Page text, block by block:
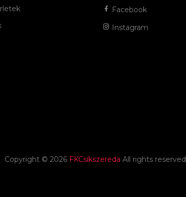
Facebook
Instagram
Copyright © 2026 FKCsíkszereda All rights reserved